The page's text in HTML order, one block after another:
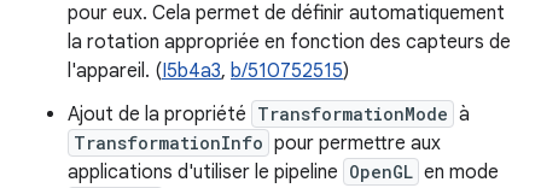
pour eux. Cela permet de définir automatiquement
la rotation appropriée en fonction des capteurs de
l'appareil. (I5b4a3, b/510752515)
Ajout de la propriété TransformationMode à
TransformationInfo pour permettre aux
applications d'utiliser le pipeline OpenGL en mode